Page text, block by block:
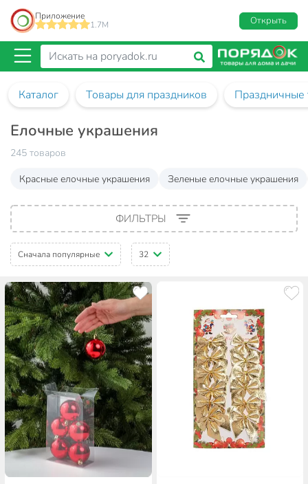
Приложение
1.7M
Открыть
Каталог Товары для праздников Праздничные
Елочные украшения
245 товаров
Красные елочные украшения
Зеленые елочные украшения
ФИЛЬТРЫ
Сначала популярные 32